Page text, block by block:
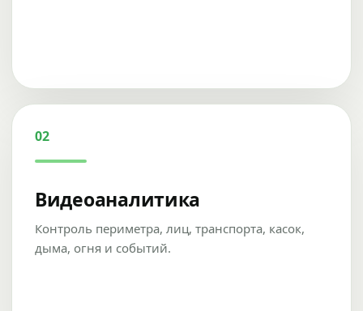
02
Видеоаналитика
Контроль периметра, лиц, транспорта, касок,
дыма, огня и событий.